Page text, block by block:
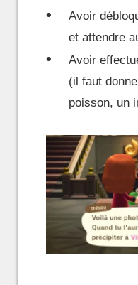
Avoir
et attendre
Avoir
(il faut
poisson, un